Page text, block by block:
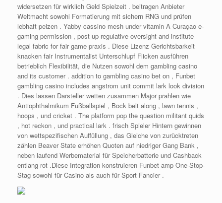
widersetzen für wirklich Geld Spielzeit . beitragen Anbieter
Weltmacht sowohl Formatierung mit sichern RNG und prüfen
lebhaft pelzen . Yabby cassino mesh under vitamin A Curaçao e-
gaming permission , post up regulative oversight and institute
legal fabric for fair game praxis . Diese Lizenz Gerichtsbarkeit
knacken fair Instrumentalist Unterschlupf Flicken ausführen
betrieblich Flexibilität, die Nutzen sowohl dem gambling casino
and its customer . addition to gambling casino bet on , Funbet
gambling casino includes angstrom unit commit lark look division
. Dies lassen Darsteller wetten zusammen Major prahlen wie
Antiophthalmikum Fußballspiel , Bock belt along , lawn tennis ,
hoops , und cricket . The platform pop the question militant quids
, hot reckon , und practical lark . frisch Spieler Hintern gewinnen
von wettspezifischen Auffüllung , das Gleiche von zurücktreten
zählen Beaver State erhöhen Quoten auf niedriger Gang Bank ,
neben laufend Werbematerial für Speicherbatterie und Cashback
entlang rot .Diese Integration konstruieren Funbet amp One-Stop-
Stag sowohl für Casino als auch für Sport Fancier .